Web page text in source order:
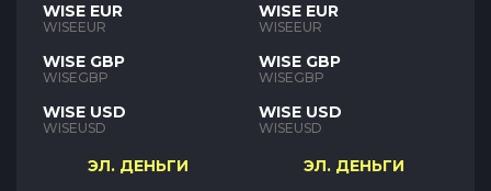
WISE EUR
WISEEUR
WISE GBP
WISEGBP
WISE USD
WISEUSD
ЭЛ. ДЕНЬГИ
WISE EUR
WISEEUR
WISE GBP
WISEGBP
WISE USD
WISEUSD
ЭЛ. ДЕНЬГИ